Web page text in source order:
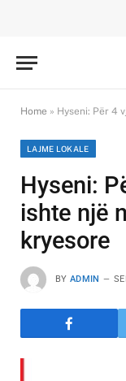
Home » Hyseni: Për 4
LAJME LOKALE
Hyseni:
ishte një
kryesore
BY ADMIN